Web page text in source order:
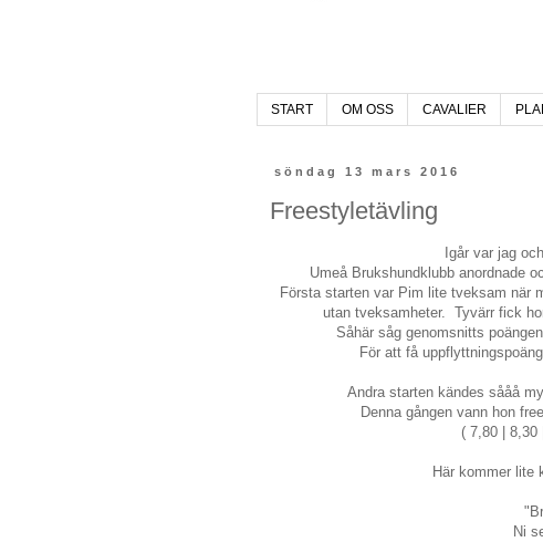
START OM OSS CAVALIER
söndag 13 mars 2016
Freestyletävling
Igår var jag
Umeå Brukshundklubb anordnade
Första starten var Pim lite tveksam när
utan tveksamheter. Tyvärr fick
Såhär såg genomsnitts
För att få
Andra starten kändes sååå
Denna gången vann hon
( 7,80 | 8,30
Här kommer lite
Ni